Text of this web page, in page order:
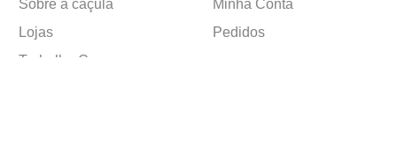
Sobre a caçula
Lojas
Trabalhe Conosco
Minha Conta
Pedidos